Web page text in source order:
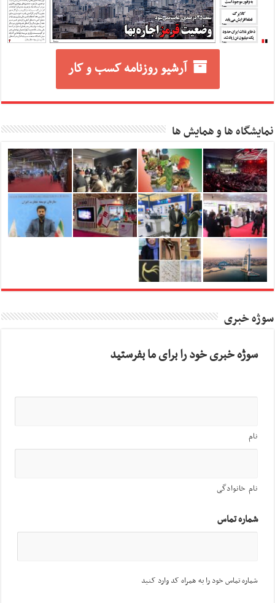
آرشیو روزنامه کسب و کار
نمایشگاه ها و همایش ها
سوژه خبری
سوژه خبری خود را برای ما بفرستید
نام
نام خانوادگی
شماره تماس
شماره تماس خود را به همراه کد وارد کنید